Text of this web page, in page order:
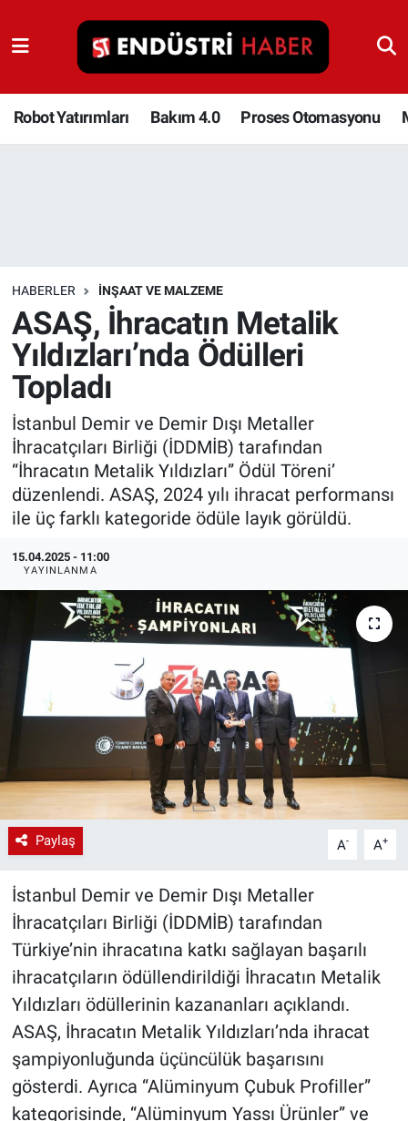
Robot Yatırımları Bakım 4.0 Proses Otomasyonu
HABERLER İNŞAAT VE MALZEME
ASAŞ, İhracatın Metalik
Yıldızları’nda Ödülleri
Topladı
İstanbul Demir ve Demir Dışı Metaller
İhracatçıları Birliği (İDDMİB) tarafından
“İhracatın Metalik Yıldızları” Ödül Töreni’
düzenlendi. ASAŞ, 2024 yılı ihracat performansı
ile üç farklı kategoride ödüle layık görüldü.
15.04.2025 - 11:00
YAYINLANMA
Paylaş A- A+
İstanbul Demir ve Demir Dışı Metaller
İhracatçıları Birliği (İDDMİB) tarafından
Türkiye’nin ihracatına katkı sağlayan başarılı
ihracatçıların ödüllendirildiği İhracatın Metalik
Yıldızları ödüllerinin kazananları açıklandı.
ASAŞ, İhracatın Metalik Yıldızları’nda ihracat
şampiyonluğunda üçüncülük başarısını
gösterdi. Ayrıca “Alüminyum Çubuk Profiller”
kategorisinde, “Alüminyum Yassı Ürünler” ve
Robot Yatırımları
Bakım 4.0
Depolama Çözümleri
İnşaat ve Malzeme
HaberOrtak
EndüstriST
Enerjisini Üreten Fabrikalar
Endüstri 4.0 Uygulamaları